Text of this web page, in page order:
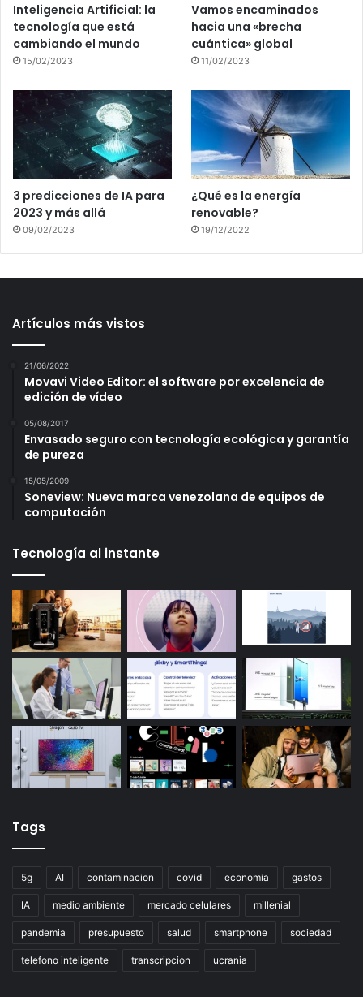
Inteligencia Artificial: la
tecnología que está
cambiando el mundo
15/02/2023
Vamos encaminados
hacia una «brecha
cuántica» global
11/02/2023
3 predicciones de IA para
2023 y más allá
09/02/2023
¿Qué es la energía
renovable?
19/12/2022
Artículos más vistos
21/06/2022
Movavi Video Editor: el software por excelencia de
edición de vídeo
05/08/2017
Envasado seguro con tecnología ecológica y garantía
de pureza
15/05/2009
Soneview: Nueva marca venezolana de equipos de
computación
Tecnología al instante
Tags
5g AI contaminacion covid economia gastos
IA medio ambiente mercado celulares millenial
pandemia presupuesto salud smartphone sociedad
telefono inteligente transcripcion ucrania